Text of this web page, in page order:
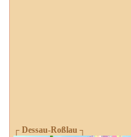
┌ Dessau-Roßlau ┐